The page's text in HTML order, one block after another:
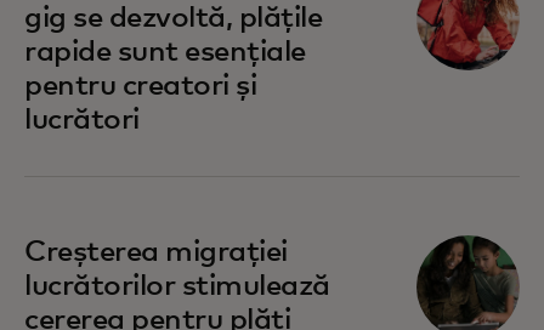
gig se dezvoltă, plățile
rapide sunt esențiale
pentru creatori și
lucrători
Creșterea migrației
lucrătorilor stimulează
cererea pentru plăți